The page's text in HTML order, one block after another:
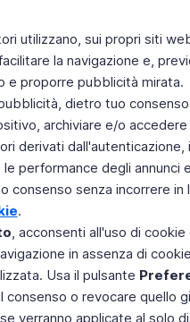
utilizzano, sui propri siti
la navigazione e,
e proporre pubblicità mirata.
dietro tuo
archiviare e/o
derivati
performance degli
consenso senza incorrere
.
, acconsenti all'uso di
in assenza di
Usa il pulsante
consenso o revocare quello
verranno applicate al solo